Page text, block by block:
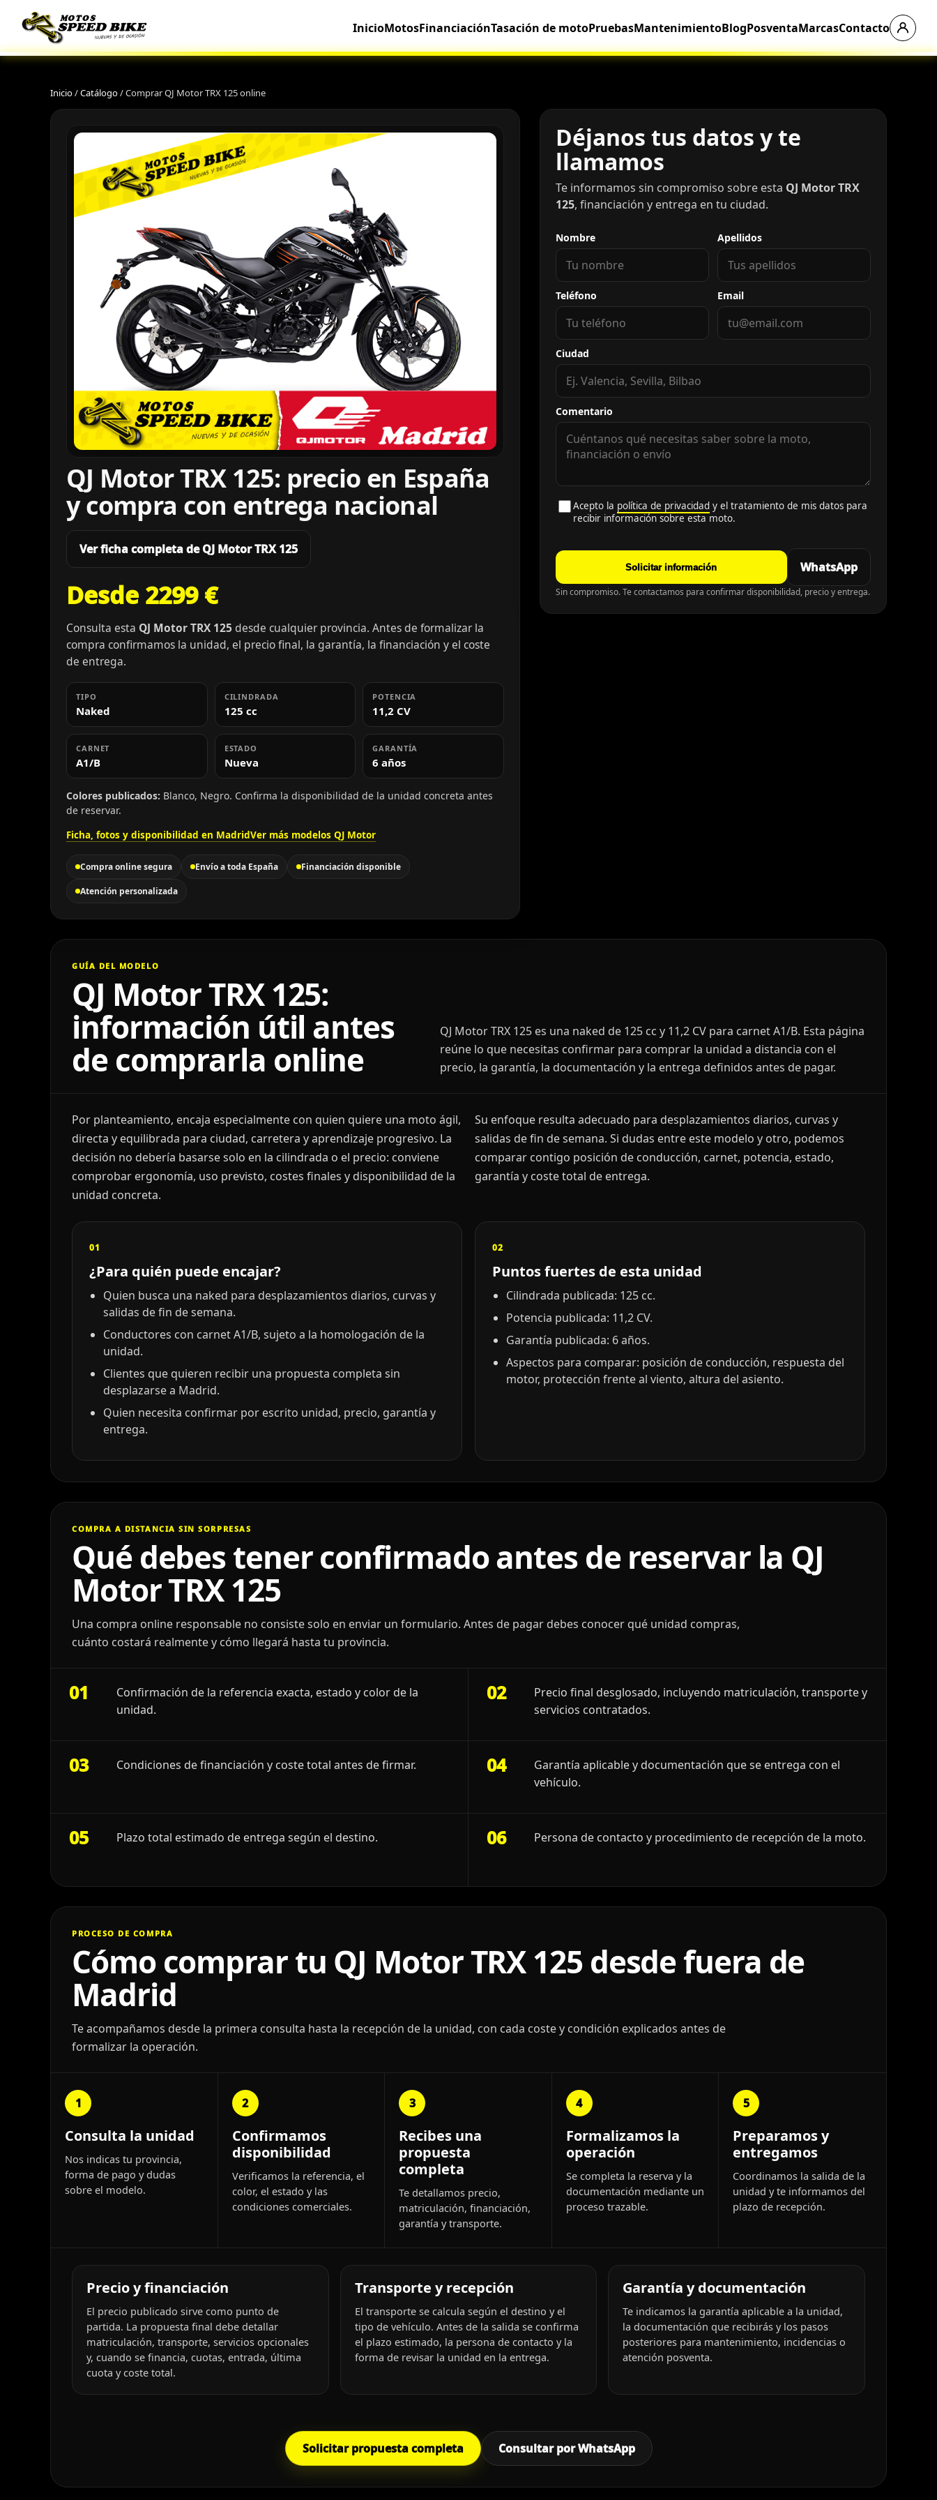
InicioMotosFinanciaciónTasación de motoPruebasMantenimientoBlogPosventaMarcasContacto
Inicio/Catálogo/Comprar QJ Motor TRX 125 online
QJ Motor TRX 125: precio en España
y compra con entrega nacional
Ver ficha completa de QJ Motor TRX 125
Desde 2299 €
Consulta esta QJ Motor TRX 125 desde cualquier provincia. Antes de formalizar la
compra confirmamos la unidad, el precio final, la garantía, la financiación y el coste
de entrega.
TIPO
Naked
CILINDRADA
125 cc
POTENCIA
11,2 CV
CARNET
A1/B
ESTADO
Nueva
GARANTÍA
6 años
Colores publicados: Blanco, Negro. Confirma la disponibilidad de la unidad concreta antes
de reservar.
Ficha, fotos y disponibilidad en MadridVer más modelos QJ Motor
Compra online segura Envío a toda España Financiación disponible
Atención personalizada
Déjanos tus datos y te
llamamos
Te informamos sin compromiso sobre esta QJ Motor TRX
125, financiación y entrega en tu ciudad.
Nombre Apellidos
Teléfono Email
Ciudad
Comentario
Acepto la política de privacidady el tratamiento de mis datos para
recibir información sobre esta moto.
Solicitar información WhatsApp
Sin compromiso. Te contactamos para confirmar disponibilidad, precio y entrega.
GUÍA DEL MODELO
QJ Motor TRX 125:
información útil antes
de comprarla online
QJ Motor TRX 125 es una naked de 125 cc y 11,2 CV para carnet A1/B. Esta página
reúne lo que necesitas confirmar para comprar la unidad a distancia con el
precio, la garantía, la documentación y la entrega definidos antes de pagar.
Por planteamiento, encaja especialmente con quien quiere una moto ágil,
directa y equilibrada para ciudad, carretera y aprendizaje progresivo. La
decisión no debería basarse solo en la cilindrada o el precio: conviene
comprobar ergonomía, uso previsto, costes finales y disponibilidad de la
unidad concreta.
Su enfoque resulta adecuado para desplazamientos diarios, curvas y
salidas de fin de semana. Si dudas entre este modelo y otro, podemos
comparar contigo posición de conducción, carnet, potencia, estado,
garantía y coste total de entrega.
01
¿Para quién puede encajar?
Quien busca una naked para desplazamientos diarios, curvas y
salidas de fin de semana.
Conductores con carnet A1/B, sujeto a la homologación de la
unidad.
Clientes que quieren recibir una propuesta completa sin
desplazarse a Madrid.
Quien necesita confirmar por escrito unidad, precio, garantía y
entrega.
02
Puntos fuertes de esta unidad
Cilindrada publicada: 125 cc.
Potencia publicada: 11,2 CV.
Garantía publicada: 6 años.
Aspectos para comparar: posición de conducción, respuesta del
motor, protección frente al viento, altura del asiento.
COMPRA A DISTANCIA SIN SORPRESAS
Qué debes tener confirmado antes de reservar la QJ
Motor TRX 125
Una compra online responsable no consiste solo en enviar un formulario. Antes de pagar debes conocer qué unidad compras,
cuánto costará realmente y cómo llegará hasta tu provincia.
01
Confirmación de la referencia exacta, estado y color de la
unidad.
02
Precio final desglosado, incluyendo matriculación, transporte y
servicios contratados.
03 Condiciones de financiación y coste total antes de firmar. 04
Garantía aplicable y documentación que se entrega con el
vehículo.
05 Plazo total estimado de entrega según el destino. 06 Persona de contacto y procedimiento de recepción de la moto.
PROCESO DE COMPRA
Cómo comprar tu QJ Motor TRX 125 desde fuera de
Madrid
Te acompañamos desde la primera consulta hasta la recepción de la unidad, con cada coste y condición explicados antes de
formalizar la operación.
1
Consulta la unidad
Nos indicas tu provincia,
forma de pago y dudas
sobre el modelo.
2
Confirmamos
disponibilidad
Verificamos la referencia, el
color, el estado y las
condiciones comerciales.
3
Recibes una
propuesta
completa
Te detallamos precio,
matriculación, financiación,
garantía y transporte.
4
Formalizamos la
operación
Se completa la reserva y la
documentación mediante un
proceso trazable.
5
Preparamos y
entregamos
Coordinamos la salida de la
unidad y te informamos del
plazo de recepción.
Precio y financiación
El precio publicado sirve como punto de
partida. La propuesta final debe detallar
matriculación, transporte, servicios opcionales
y, cuando se financia, cuotas, entrada, última
cuota y coste total.
Transporte y recepción
El transporte se calcula según el destino y el
tipo de vehículo. Antes de la salida se confirma
el plazo estimado, la persona de contacto y la
forma de revisar la unidad en la entrega.
Garantía y documentación
Te indicamos la garantía aplicable a la unidad,
la documentación que recibirás y los pasos
posteriores para mantenimiento, incidencias o
atención posventa.
Solicitar propuesta completa Consultar por WhatsApp